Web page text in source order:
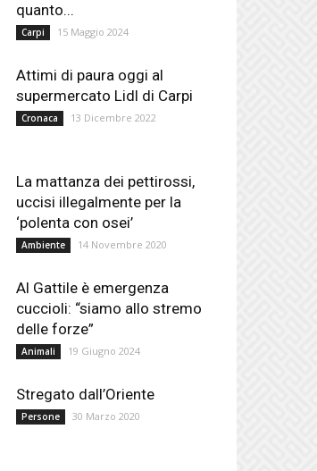
quanto...
Carpi 15 Maggio 2024
Attimi di paura oggi al
supermercato Lidl di Carpi
Cronaca 13 Dicembre 2022
La mattanza dei pettirossi,
uccisi illegalmente per la
‘polenta con osei’
Ambiente 14 Novembre 2020
Al Gattile è emergenza
cuccioli: “siamo allo stremo
delle forze”
Animali 19 Giugno 2024
Stregato dall’Oriente
Persone 30 Marzo 2020